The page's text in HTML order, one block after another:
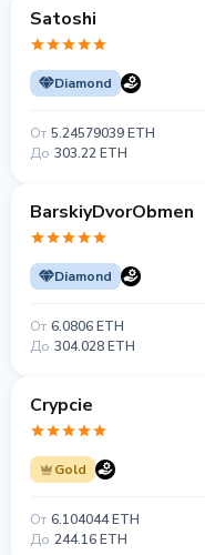
Satoshi
Diamond
От 5.24579039 ETH
До 303.22 ETH
BarskiyDvorObmen
Diamond
От 6.0806 ETH
До 304.028 ETH
Crypcie
Gold
От 6.104044 ETH
До 244.16 ETH